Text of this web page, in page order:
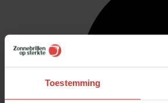
Toestemming